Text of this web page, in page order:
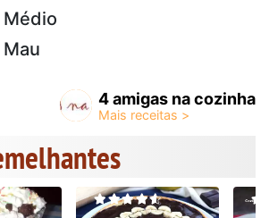
Médio
Mau
4 amigas na cozinha